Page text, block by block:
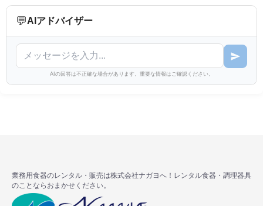
💬AIアドバイザー
AIの回答は不正確な場合があります。重要な情報はご確認ください。
業務用食器のレンタル・販売は株式会社ナガヨへ！レンタル食器・調理器具
のことならおまかせください。